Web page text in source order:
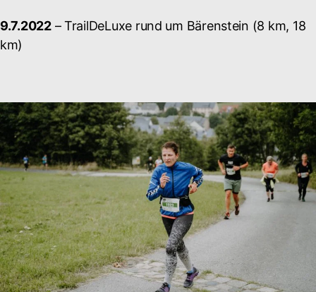
9.7.2022– TrailDeLuxe rund um Bärenstein (8 km, 18
km)